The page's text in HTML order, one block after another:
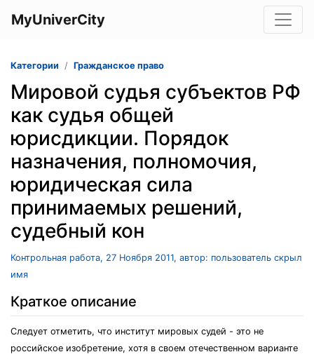
MyUniverCity
Категории Гражданское право
Мировой судья субъектов РФ
как судья общей
юрисдикции. Порядок
назначения, полномочия,
юридическая сила
принимаемых решений,
судебный кон
Контрольная работа, 27 Ноября 2011, автор: пользователь скрыл
имя
Краткое описание
Следует отметить, что институт мировых судей - это не
российское изобретение, хотя в своем отечественном варианте